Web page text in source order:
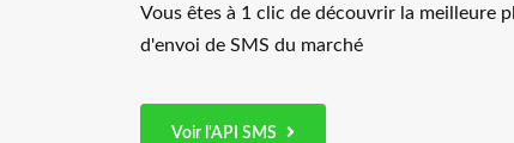
Vous êtes à 1 clic de découvrir la meilleure
d'envoi de SMS du marché
Voir l'API SMS